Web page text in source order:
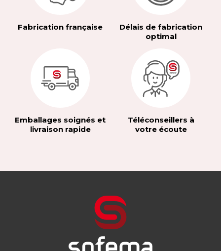
Fabrication française
Délais de fabrication
optimal
Emballages soignés et
livraison rapide
Téléconseillers à
votre écoute